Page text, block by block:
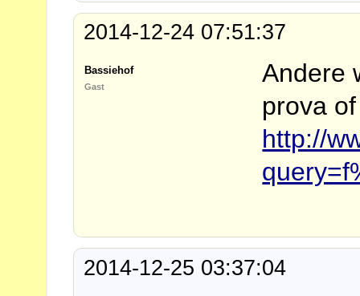
2014-12-24 07:51:37
Bassiehof
Gast
Andere
prova
http://
2014-12-25 03:37:04